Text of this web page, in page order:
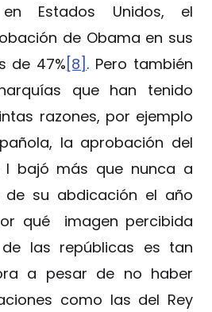
Estados Unidos, el
de Obama en sus
de 47%[8] . Pero también
que han tenido
razones, por ejemplo
la aprobación del
I bajó más que nunca a
de su abdicación el año
qué imagen percibida
las repúblicas es tan
a pesar de no haber
como las del Rey